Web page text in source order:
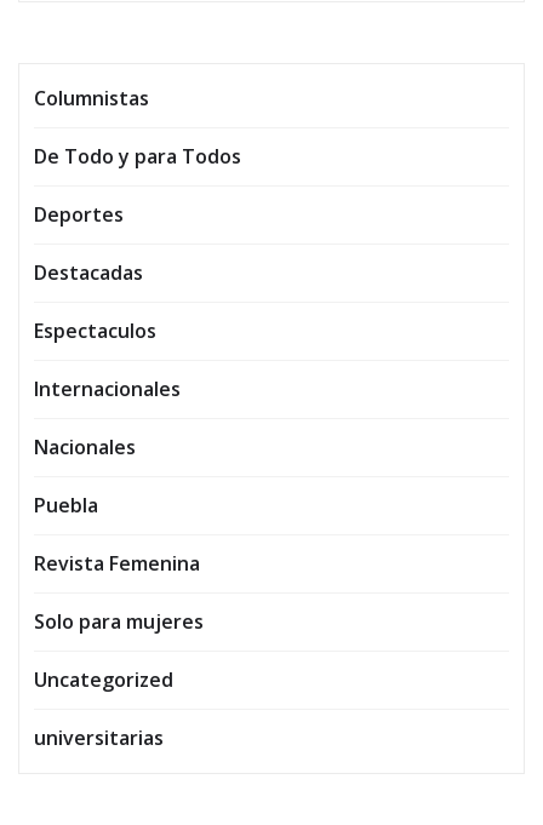
Columnistas
De Todo y para Todos
Deportes
Destacadas
Espectaculos
Internacionales
Nacionales
Puebla
Revista Femenina
Solo para mujeres
Uncategorized
universitarias